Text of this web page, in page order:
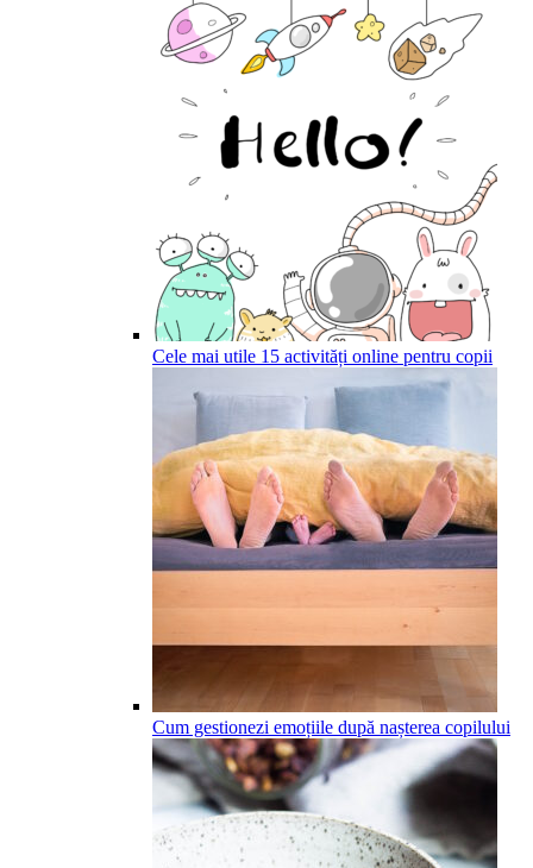
Cele mai utile 15 activități online pentru copii
Cum gestionezi emoțiile după nașterea copilului